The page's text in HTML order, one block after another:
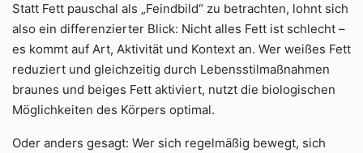
Statt Fett pauschal als „Feindbild“ zu betrachten, lohnt sich
also ein differenzierter Blick: Nicht alles Fett ist schlecht –
es kommt auf Art, Aktivität und Kontext an. Wer weißes Fett
reduziert und gleichzeitig durch Lebensstilmaßnahmen
braunes und beiges Fett aktiviert, nutzt die biologischen
Möglichkeiten des Körpers optimal.
Oder anders gesagt: Wer sich regelmäßig bewegt, sich